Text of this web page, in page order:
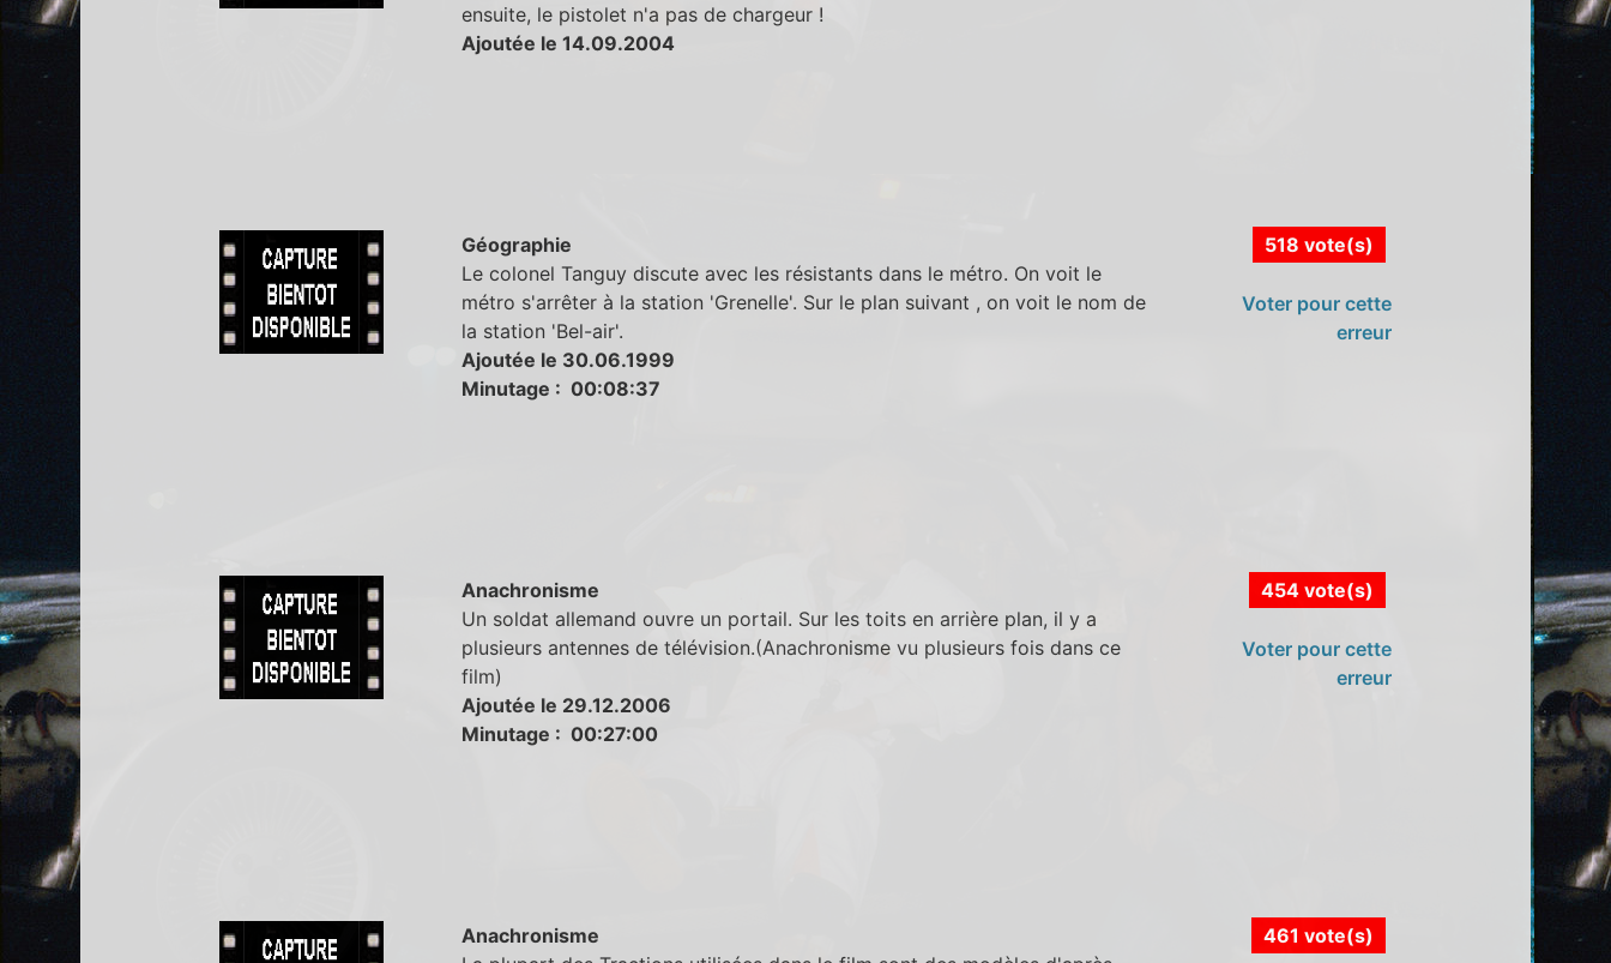
ensuite, le pistolet n'a pas de chargeur !
Ajoutée le 14.09.2004
Géographie
Le colonel Tanguy discute avec les résistants dans le métro. On voit le
métro s'arrêter à la station 'Grenelle'. Sur le plan suivant , on voit le nom de
la station 'Bel-air'.
Ajoutée le 30.06.1999
Minutage : 00:08:37
518 vote(s)
Voter pour cette
erreur
Anachronisme
Un soldat allemand ouvre un portail. Sur les toits en arrière plan, il y a
plusieurs antennes de télévision.(Anachronisme vu plusieurs fois dans ce
film)
Ajoutée le 29.12.2006
Minutage : 00:27:00
454 vote(s)
Voter pour cette
erreur
Anachronisme
461 vote(s)